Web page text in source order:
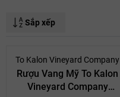
Sắp xếp
- 10%
To Kalon Vineyard Company
Rượu Vang Mỹ To Kalon
Vineyard Company